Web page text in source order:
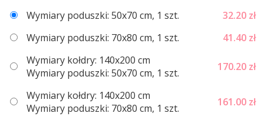
Wymiary poduszki: 50x70 cm, 1 szt.
32.20 zł
Wymiary poduszki: 70x80 cm, 1 szt.
41.40 zł
Wymiary kołdry: 140x200 cm
Wymiary poduszki: 50x70 cm, 1 szt.
170.20 zł
Wymiary kołdry: 140x200 cm
Wymiary poduszki: 70x80 cm, 1 szt.
161.00 zł